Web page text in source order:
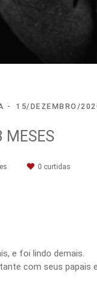
15/DEZEMBRO/
MESES
0 curtidas
e foi lindo demais.
com seus papais